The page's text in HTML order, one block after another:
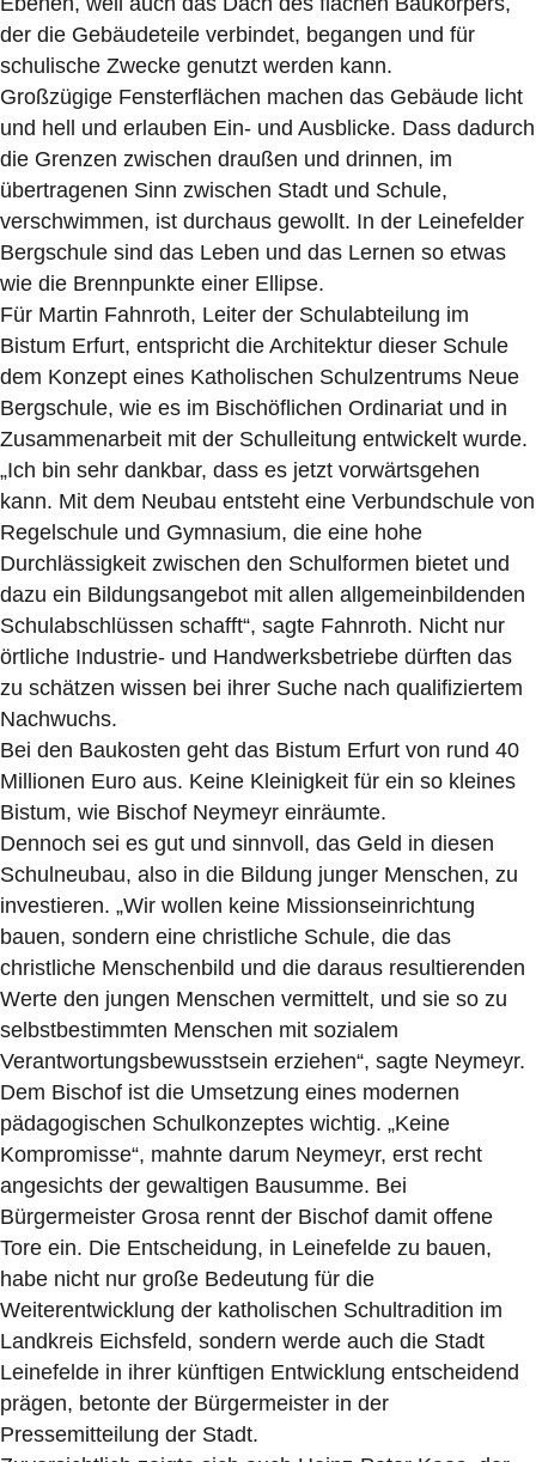
der die Gebäudeteile verbindet, begangen und für
schulische Zwecke genutzt werden kann.
Großzügige Fensterflächen machen das Gebäude licht
und hell und erlauben Ein- und Ausblicke. Dass dadurch
die Grenzen zwischen draußen und drinnen, im
übertragenen Sinn zwischen Stadt und Schule,
verschwimmen, ist durchaus gewollt. In der Leinefelder
Bergschule sind das Leben und das Lernen so etwas
wie die Brennpunkte einer Ellipse.
Für Martin Fahnroth, Leiter der Schulabteilung im
Bistum Erfurt, entspricht die Architektur dieser Schule
dem Konzept eines Katholischen Schulzentrums Neue
Bergschule, wie es im Bischöflichen Ordinariat und in
Zusammenarbeit mit der Schulleitung entwickelt wurde.
„Ich bin sehr dankbar, dass es jetzt vorwärtsgehen
kann. Mit dem Neubau entsteht eine Verbundschule von
Regelschule und Gymnasium, die eine hohe
Durchlässigkeit zwischen den Schulformen bietet und
dazu ein Bildungsangebot mit allen allgemeinbildenden
Schulabschlüssen schafft“, sagte Fahnroth. Nicht nur
örtliche Industrie- und Handwerksbetriebe dürften das
zu schätzen wissen bei ihrer Suche nach qualifiziertem
Nachwuchs.
Bei den Baukosten geht das Bistum Erfurt von rund 40
Millionen Euro aus. Keine Kleinigkeit für ein so kleines
Bistum, wie Bischof Neymeyr einräumte.
Dennoch sei es gut und sinnvoll, das Geld in diesen
Schulneubau, also in die Bildung junger Menschen, zu
investieren. „Wir wollen keine Missionseinrichtung
bauen, sondern eine christliche Schule, die das
christliche Menschenbild und die daraus resultierenden
Werte den jungen Menschen vermittelt, und sie so zu
selbstbestimmten Menschen mit sozialem
Verantwortungsbewusstsein erziehen“, sagte Neymeyr.
Dem Bischof ist die Umsetzung eines modernen
pädagogischen Schulkonzeptes wichtig. „Keine
Kompromisse“, mahnte darum Neymeyr, erst recht
angesichts der gewaltigen Bausumme. Bei
Bürgermeister Grosa rennt der Bischof damit offene
Tore ein. Die Entscheidung, in Leinefelde zu bauen,
habe nicht nur große Bedeutung für die
Weiterentwicklung der katholischen Schultradition im
Landkreis Eichsfeld, sondern werde auch die Stadt
Leinefelde in ihrer künftigen Entwicklung entscheidend
prägen, betonte der Bürgermeister in der
Pressemitteilung der Stadt.